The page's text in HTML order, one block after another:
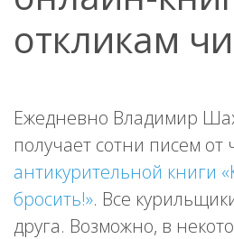
откликам
Ежедневно Владимир
получает сотни писем от
антикурительной книги
бросить!». Все
друга. Возможно, в